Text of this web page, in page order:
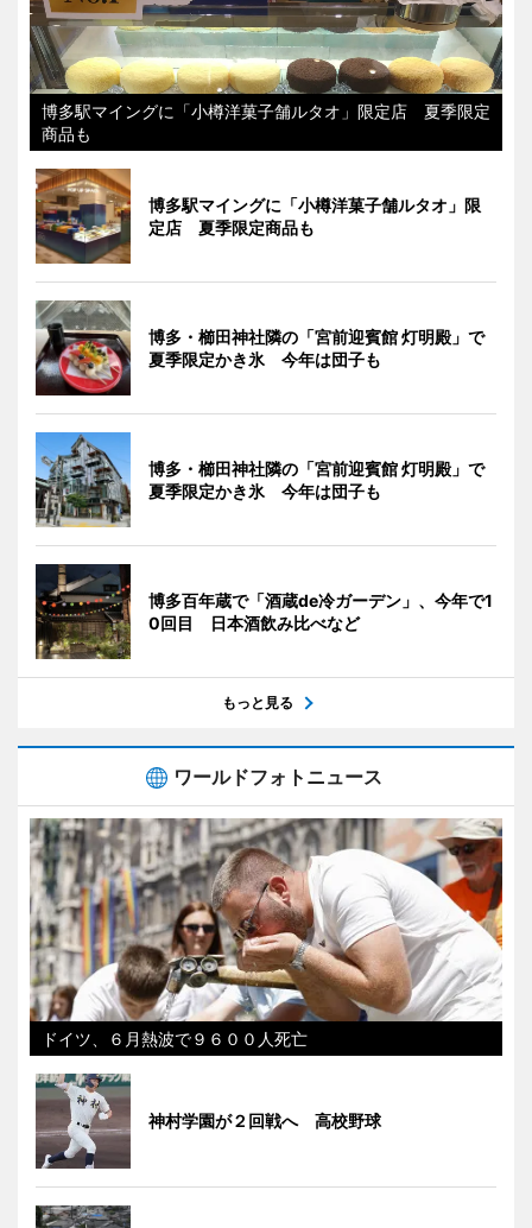
博多駅マイングに「小樽洋菓子舗ルタオ」限定店 夏季限定
商品も
博多駅マイングに「小樽洋菓子舗ルタオ」限
定店 夏季限定商品も
博多・櫛田神社隣の「宮前迎賓館 灯明殿」で
夏季限定かき氷 今年は団子も
博多・櫛田神社隣の「宮前迎賓館 灯明殿」で
夏季限定かき氷 今年は団子も
博多百年蔵で「酒蔵de冷ガーデン」、今年で1
0回目 日本酒飲み比べなど
もっと見る
ワールドフォトニュース
ドイツ、６月熱波で９６００人死亡
神村学園が２回戦へ 高校野球